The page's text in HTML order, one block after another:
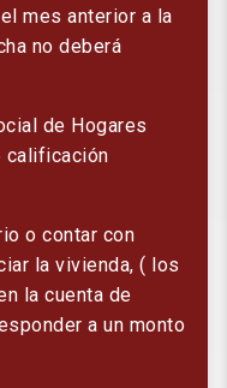
mes anterior a la
no deberá
de Hogares
calificación
o contar con
la vivienda, ( los
la cuenta de
a un monto